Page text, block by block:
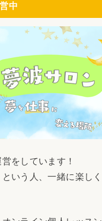
中
をしています！
いう人、一緒に楽しく